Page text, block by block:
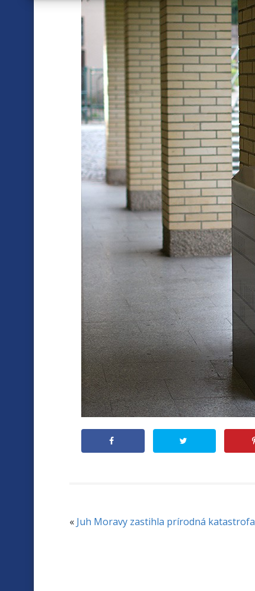
« Juh Moravy zastihla prírodná katastrofa